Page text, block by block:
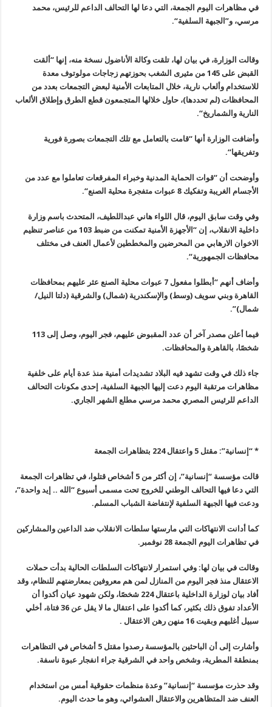
في مظاهرات اليوم الجمعة، التي دعا لها التحالف الداعم للرئيس، محمد
مرسي، و”الجبهة السلفية“.
وقالت الوزارة، في بيان لها، تلقت وكالة الأناضول نسخة منه، إنها “ألقت
القبض على 145 من مثيرى الشغب بحوزتهم زجاجات مولوتوف معدة
للاستخدام وألعاب نارية، خلال المتابعات الأمنية لبعض التجمعات بعدد من
المحافظات (لم تحددها)، حاول خلالها المتجمعون قطع الطرق وإطلاق الألعاب
النارية والشماريخ“.
وأضافت الوزارة أنها “قامت بالتعامل مع تلك التجمعات بصورة فورية
وتفريقها“.
وأوضحت أن “قوات الحماية المدنية وخبراء المفرقعات تعاملوا مع عدد من
الأجسام الغريبة وتفكيك 8 عبوات متفجرة محلية الصنع
“.
وفي وقت سابق اليوم، قال اللواء هاني عبداللطيف، المتحدث باسم وزارة
داخلية الانقلاب، إن “الأجهزة الأمنية تمكنت من ضبط 103 من عناصر تنظيم
الاخوان الارهابي من المحرضين والمخططين لأعمال العنف فى مختلف
محافظات الجمهورية“.
وأضاف أنهم “أبطلوا مفعول 7 عبوات محلية الصنع عثر عليهم بمحافظات
القاهرة وبني سويف (وسط) والإسكندرية (شمال) والشرقية (دلتا النيل/
شمال)”.
فيما أعلن مصدر آخر أن عدد المقبوض عليهم، فجر اليوم، وصل إلى 113
شخصًا، بالقاهرة والمحافظات.
جاء ذلك في وقت تشهد فيه البلاد تشديدات أمنية منذ عدة أيام على خلفية
مظاهرات مرتقبة اليوم دعت إليها الجبهة السلفية، إحدى مكونات التحالف
الداعم للرئيس المصري محمد مرسي مطلع الشهر الجاري.
*
“ إنسانية”: مقتل 5 واعتقال 224 بتظاهرات الجمعة
قالت مؤسسة “إنسانية”، إن أكثر من 5 أشخاص قتلوا، في تظاهرات الجمعة
التي دعا فيها التحالف الوطني للخروج تحت مسمى أسبوع “الله .. إيد واحدة”،
ودعت فيها الجبهة السلفية لإنتفاضة الشباب المسلم.
كما أدانت الانتهاكات التي مارستها سلطات الانقلاب ضد الداعين والمشاركين
في تظاهرات اليوم الجمعة 28 نوفمبر
.
وقالت في بيان لها: وفي استمرار لانتهاكات السلطات الحالية بدأت حملات
الاعتقال منذ فجر اليوم من المنازل لمن هم معروفين بمعارضتهم للنظام، وقد
أفاد بيان لوزارة الداخلية باعتقال 224 شخصًا، ولكن شهود عيان أكدوا أن
الأعداد تفوق ذلك بكثير، كما أكدوا على اعتقال ما لا يقل عن 36 فتاة، أخلي
سبيل أغلبهم وبقيت 16 منهن رهن الاعتقال
.
وأشارت إلى أن الباحثين بالمؤسسة رصدوا مقتل 5 أشخاص في التظاهرات
بمنطقة المطرية، وشخص واحد في الشرقية جراء انفجار عبوة ناسفة.
وقد حذرت مؤسسة “إنسانية” وعدة منظمات حقوقية أمس من استخدام
العنف ضد المتظاهرين والاعتقال العشوائي، وهو ما حدث اليوم.